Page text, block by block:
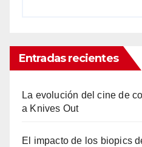
Entradas recientes
La evolución del cine de
a Knives Out
El impacto de los biopics